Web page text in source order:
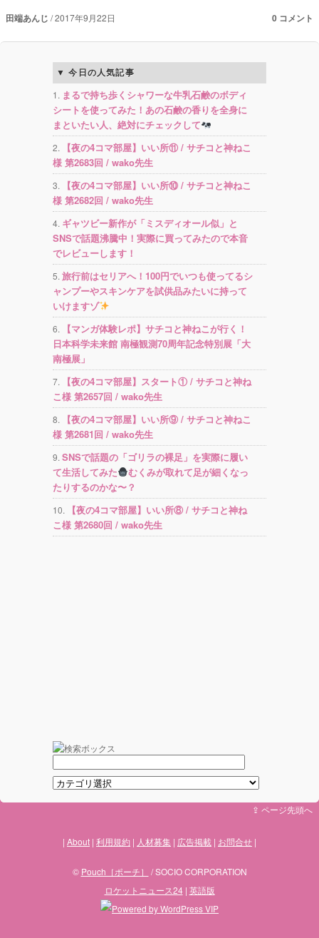
田端あんじ 2017年9月22日 0 コメント
今日の人気記事
まるで持ち歩くシャワーな牛乳石鹸のボディ
シートを使ってみた！あの石鹸の香りを全身に
まといたい人、絶対にチェックして
【夜の4コマ部屋】いい所⑪ / サチコと神ねこ
様 第2683回 / wako先生
【夜の4コマ部屋】いい所⑩ / サチコと神ねこ
様 第2682回 / wako先生
ギャツビー新作が「ミスディオール似」と
SNSで話題沸騰中！実際に買ってみたので本音
でレビューします！
旅行前はセリアへ！100円でいつも使ってるシ
ャンプーやスキンケアを試供品みたいに持って
いけますゾ
【マンガ体験レポ】サチコと神ねこが行く！
日本科学未来館 南極観測70周年記念特別展「大
南極展」
【夜の4コマ部屋】スタート① / サチコと神ね
こ様 第2657回 / wako先生
【夜の4コマ部屋】いい所⑨ / サチコと神ねこ
様 第2681回 / wako先生
SNSで話題の「ゴリラの裸足」を実際に履い
て生活してみた
むくみが取れて足が細くなっ
たりするのかな〜？
【夜の4コマ部屋】いい所⑧ / サチコと神ね
こ様 第2680回 / wako先生
⇪ ページ先頭へ
About 利用規約 人材募集 広告掲載 お問合せ
© Pouch［ポーチ］
/ SOCIO CORPORATION
ロケットニュース24| 英語版